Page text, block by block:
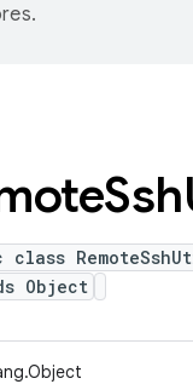
Ssh
class
Object